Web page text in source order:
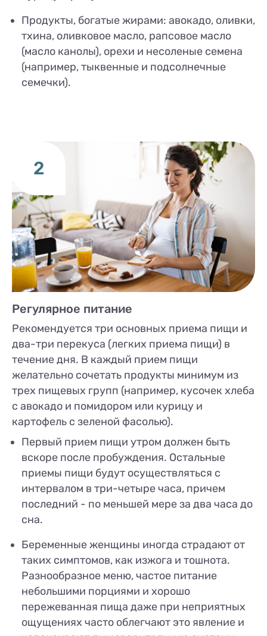
Продукты, богатые жирами: авокадо, оливки,
тхина, оливковое масло, рапсовое масло
(масло канолы), орехи и несоленые семена
(например, тыквенные и подсолнечные
семечки).
2
Регулярное питание
Рекомендуется три основных приема пищи и
два-три перекуса (легких приема пищи) в
течение дня. В каждый прием пищи
желательно сочетать продукты минимум из
трех пищевых групп (например, кусочек хлеба
с авокадо и помидором или курицу и
картофель с зеленой фасолью).
Первый прием пищи утром должен быть
вскоре после пробуждения. Остальные
приемы пищи будут осуществляться с
интервалом в три-четыре часа, причем
последний - по меньшей мере за два часа до
сна.
Беременные женщины иногда страдают от
таких симптомов, как изжога и тошнота.
Разнообразное меню, частое питание
небольшими порциями и хорошо
пережеванная пища даже при неприятных
ощущениях часто облегчают это явление и